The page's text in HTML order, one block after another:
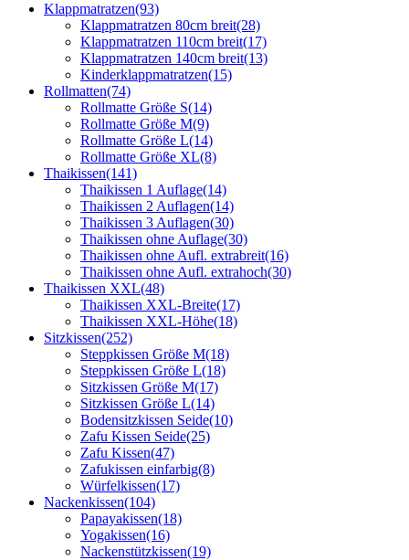
Klappmatratzen(93)
Klappmatratzen 80cm breit(28)
Klappmatratzen 110cm breit(17)
Klappmatratzen 140cm breit(13)
Kinderklappmatratzen(15)
Rollmatten(74)
Rollmatte Größe S(14)
Rollmatte Größe M(9)
Rollmatte Größe L(14)
Rollmatte Größe XL(8)
Thaikissen(141)
Thaikissen 1 Auflage(14)
Thaikissen 2 Auflagen(14)
Thaikissen 3 Auflagen(30)
Thaikissen ohne Auflage(30)
Thaikissen ohne Aufl. extrabreit(16)
Thaikissen ohne Aufl. extrahoch(30)
Thaikissen XXL(48)
Thaikissen XXL-Breite(17)
Thaikissen XXL-Höhe(18)
Sitzkissen(252)
Steppkissen Größe M(18)
Steppkissen Größe L(18)
Sitzkissen Größe M(17)
Sitzkissen Größe L(14)
Bodensitzkissen Seide(10)
Zafu Kissen Seide(25)
Zafu Kissen(47)
Zafukissen einfarbig(8)
Würfelkissen(17)
Nackenkissen(104)
Papayakissen(18)
Yogakissen(16)
Nackenstützkissen(19)